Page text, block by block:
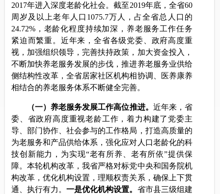
2017年进入深度老龄化社会。截至2019年底，全省60
周岁及以上老年人口 1075.7万人，占全省总人口的
24.72% ，老龄化程度持续加深，养老服务工作任务
紧迫而繁重。近年来，全省各级党委、政府高度重
视，加强组织领导，完善扶持政策，加大资金投入，
不断加快养老服务发展的步伐，推进养老服务业供给
侧结构性改革，全省居家社区机构相协调、医养康养
相结合的养老服务体系不断健全完善。
（一）养老服务发展工作高位推进。 近年来，省
委、省政府高度重视老龄工作，着力构建了党委主
导、部门协作、社会参与的工作格局，打造高质量的
为老服务和产品供给体系，强化应对人口老龄化的科
技创新能力，为实现“老有所养、老有所依”提供保
障。本轮机构改革，我省严格对标党中央和国务院机
构改革，优化机构设置，理顺权责关系，确保上下贯
通、执行有力。一是优化机构设置。 省市县三级组建